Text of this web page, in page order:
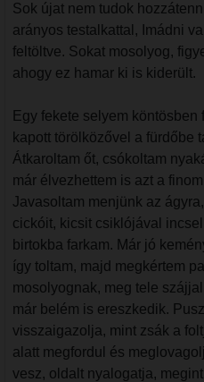
Sok újat nem tudok
arányos testalkattal, Imádni
feltöltve. Sokat mosolyog,
ahogy ez hamar ki is kiderült.
Egy fekete selyem
kapott törölközővel a fürdőbe
Átkaroltam őt, csókoltam
már élvezhettem is azt a
Javasoltam menjünk az
cickóit, kicsit csiklójával
birtokba farkam. Már jó
így toltam, majd megkértem
mosolyognak, meg tele
már belém is ereszkedik.
visszaigazolja, mint zsák a
alatt megfordul és
vesz, oldalt nyalogatja,